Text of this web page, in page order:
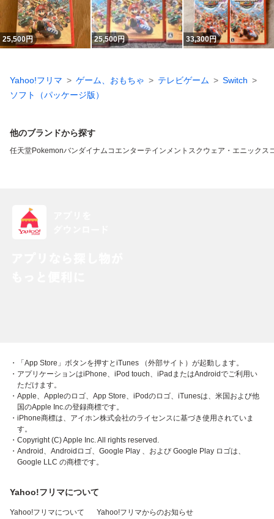
25,500円 25,500円 33,300円
Yahoo!フリマ ゲーム、おもちゃ テレビゲーム
Switch
ソフト（パッケージ版）
他のブランドから探す
任天堂Pokemonバンダイナムコエンターテインメント スクウェア・エニックス
・「App Store」ボタンを押すとiTunes （外部サイト）が起動します。
・アプリケーションはiPhone、iPod touch、iPadまたはAndroidでご利用い
ただけます。
・Apple、Appleのロゴ、App Store、iPodのロゴ、iTunesは、米国および他
国のApple Inc.の登録商標です。
・iPhone商標は、アイホン株式会社のライセンスに基づき使用されていま
す。
・Copyright (C) Apple Inc. All rights reserved.
・Android、Androidロゴ、Google Play 、および Google Play ロゴは、
Google LLC の商標です。
Yahoo!フリマについて
Yahoo!フリマについて Yahoo!フリマからのお知らせ